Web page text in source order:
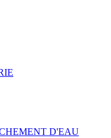
D'EAU